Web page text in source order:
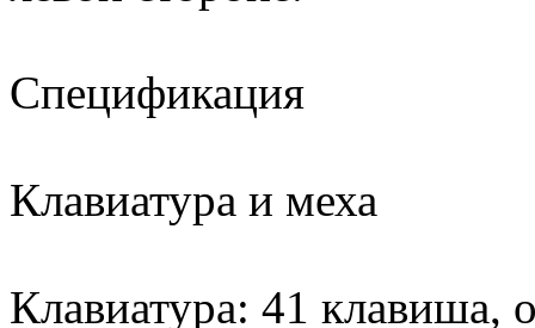
Спецификация
Клавиатура и меха
Клавиатура: 41 клавиша,